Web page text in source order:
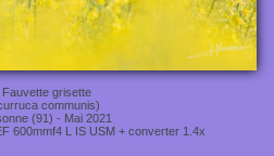
Fauvette grisette
communis)
(91) - Mai 2021
600mmf4 L IS USM + converter 1.4x